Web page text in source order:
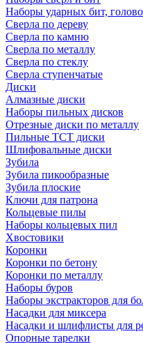
Наборы ударных бит,
Сверла по дереву
Сверла по камню
Сверла по металлу
Сверла по стеклу
Сверла ступенчатые
Диски
Алмазные диски
Наборы пильных дисков
Отрезные диски по металлу
Пильные TCT диски
Шлифовальные диски
Зубила
Зубила пикообразные
Зубила плоские
Ключи для патрона
Кольцевые пилы
Наборы кольцевых пил
Хвостовики
Коронки
Коронки по бетону
Коронки по металлу
Наборы буров
Наборы экстракторов для
Насадки для миксера
Насадки и шлифлисты для
Опорные тарелки